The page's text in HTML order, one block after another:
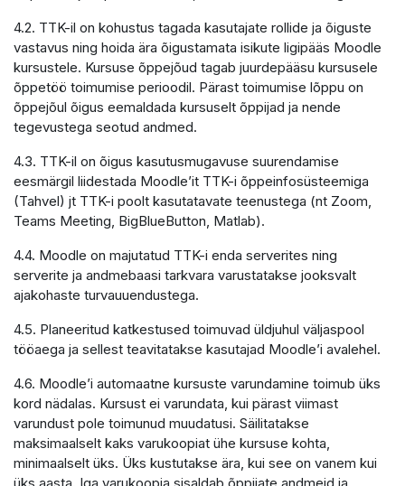
4.2. TTK-il on kohustus tagada kasutajate rollide ja õiguste
vastavus ning hoida ära õigustamata isikute ligipääs Moodle
kursustele. Kursuse õppejõud tagab juurdepääsu kursusele
õppetöö toimumise perioodil. Pärast toimumise lõppu on
õppejõul õigus eemaldada kursuselt õppijad ja nende
tegevustega seotud andmed.
4.3. TTK-il on õigus kasutusmugavuse suurendamise
eesmärgil liidestada Moodle’it TTK-i õppeinfosüsteemiga
(Tahvel) jt TTK-i poolt kasutatavate teenustega (nt Zoom,
Teams Meeting, BigBlueButton, Matlab).
4.4. Moodle on majutatud TTK-i enda serverites ning
serverite ja andmebaasi tarkvara varustatakse jooksvalt
ajakohaste turvauuendustega.
4.5. Planeeritud katkestused toimuvad üldjuhul väljaspool
tööaega ja sellest teavitatakse kasutajad Moodle’i avalehel.
4.6. Moodle’i automaatne kursuste varundamine toimub üks
kord nädalas. Kursust ei varundata, kui pärast viimast
varundust pole toimunud muudatusi. Säilitatakse
maksimaalselt kaks varukoopiat ühe kursuse kohta,
minimaalselt üks. Üks kustutakse ära, kui see on vanem kui